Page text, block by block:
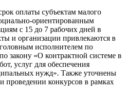
оплаты субъектам малого
ориентированным
с 15 до 7 рабочих дней в
и организации привлекаются в
исполнителем по
закону «О контрактной системе в
услуг для обеспечения
нужд». Также уточнены
проведении конкурсов в рамках